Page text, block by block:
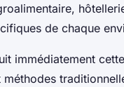
de chaque
immédiatement